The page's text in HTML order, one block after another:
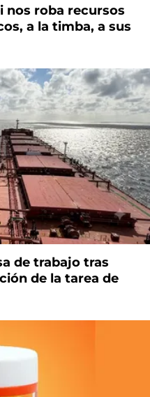
nos roba recursos
a la timba, a sus
de trabajo tras
de la tarea de